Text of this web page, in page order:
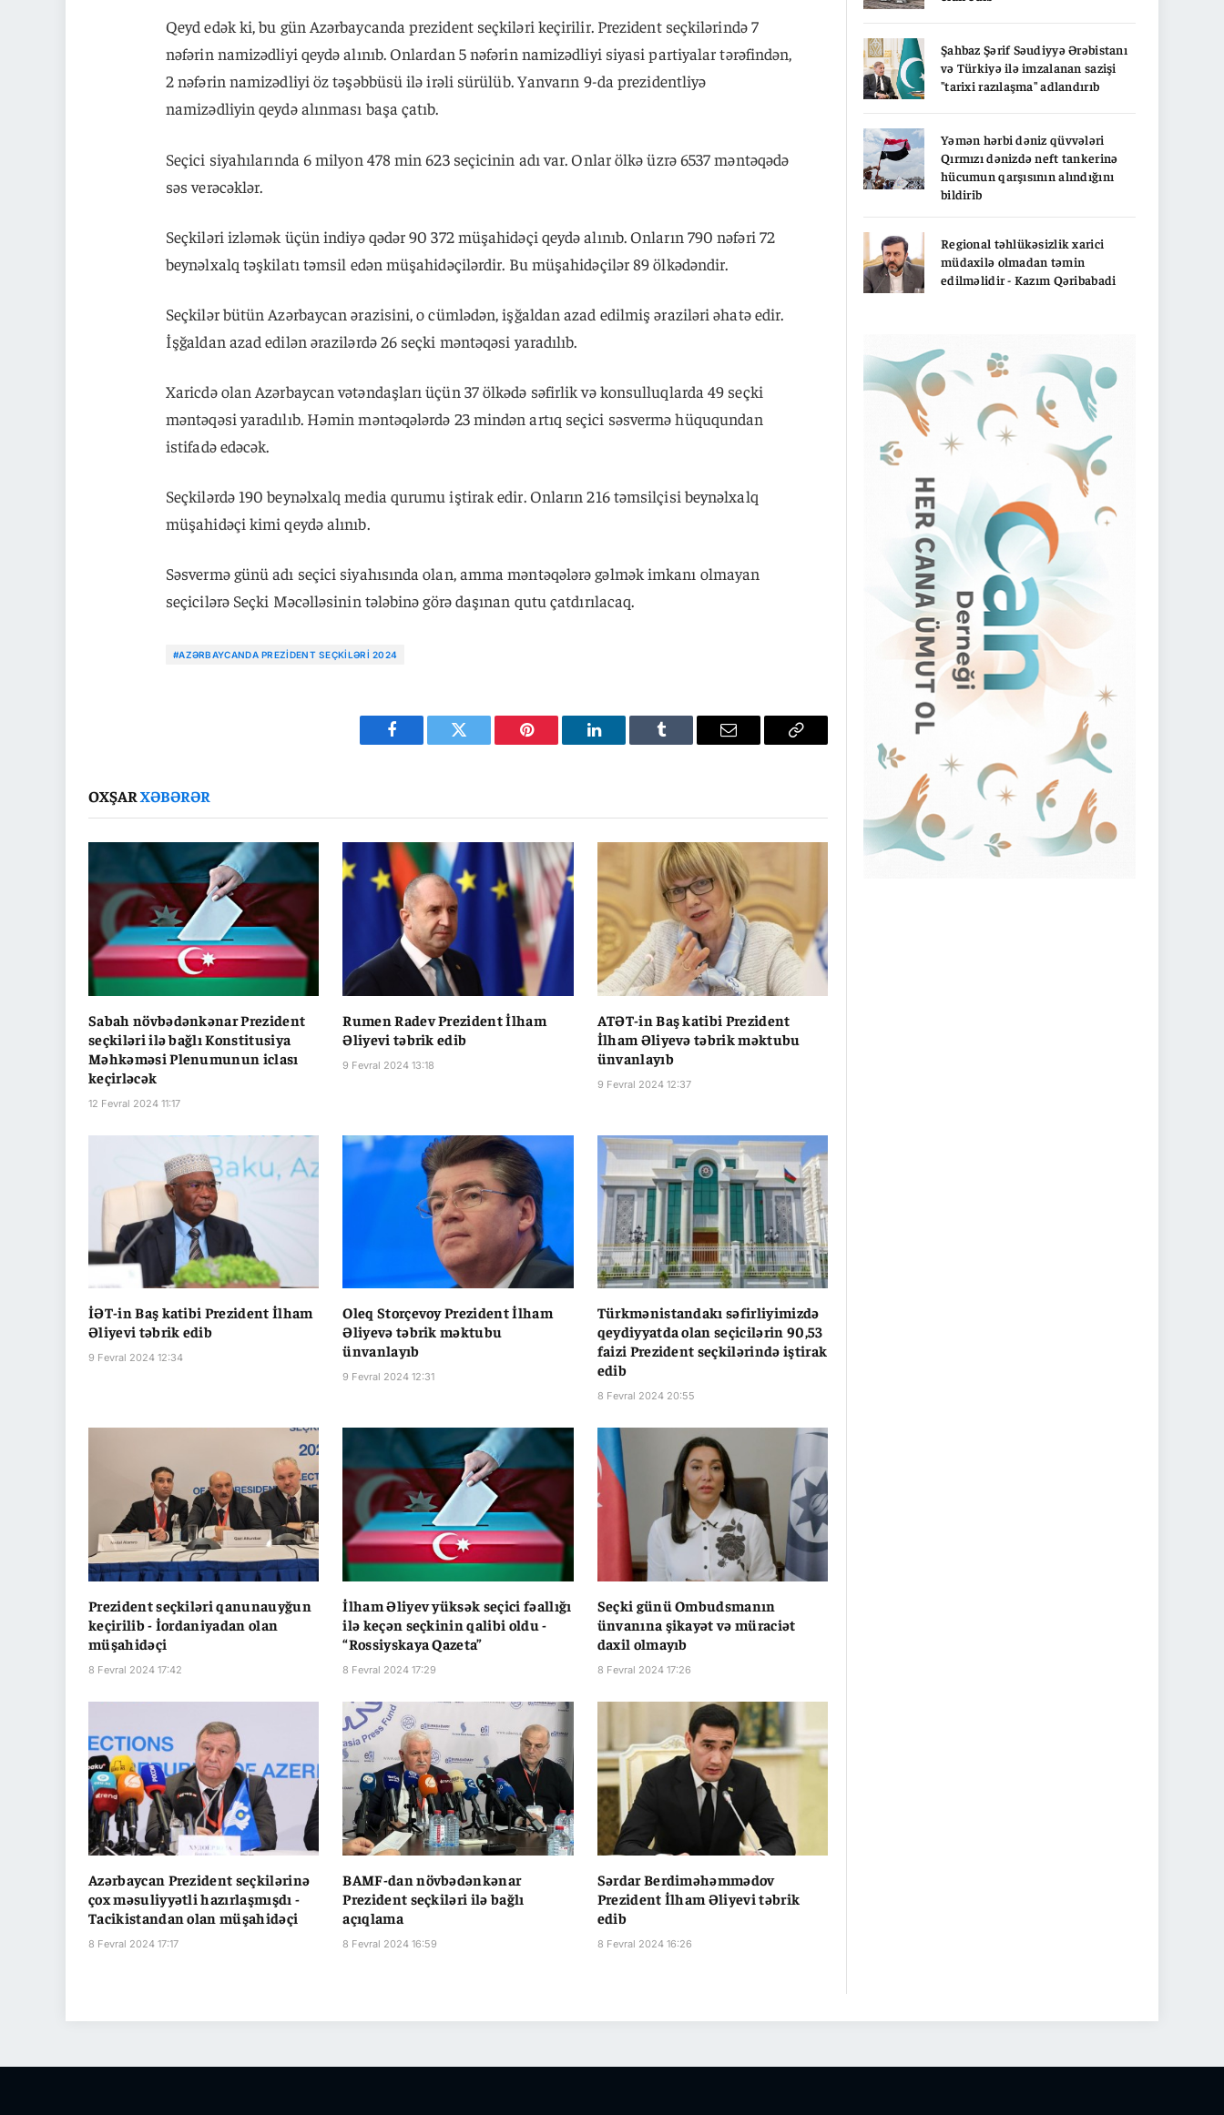
Qeyd edək ki, bu gün Azərbaycanda prezident seçkiləri keçirilir. Prezident seçkilərində 7
nəfərin namizədliyi qeydə alınıb. Onlardan 5 nəfərin namizədliyi siyasi partiyalar tərəfindən,
2 nəfərin namizədliyi öz təşəbbüsü ilə irəli sürülüb. Yanvarın 9-da prezidentliyə
namizədliyin qeydə alınması başa çatıb.
Seçici siyahılarında 6 milyon 478 min 623 seçicinin adı var. Onlar ölkə üzrə 6537 məntəqədə
səs verəcəklər.
Seçkiləri izləmək üçün indiyə qədər 90 372 müşahidəçi qeydə alınıb. Onların 790 nəfəri 72
beynəlxalq təşkilatı təmsil edən müşahidəçilərdir. Bu müşahidəçilər 89 ölkədəndir.
Seçkilər bütün Azərbaycan ərazisini, o cümlədən, işğaldan azad edilmiş əraziləri əhatə edir.
İşğaldan azad edilən ərazilərdə 26 seçki məntəqəsi yaradılıb.
Xaricdə olan Azərbaycan vətəndaşları üçün 37 ölkədə səfirlik və konsulluqlarda 49 seçki
məntəqəsi yaradılıb. Həmin məntəqələrdə 23 mindən artıq seçici səsvermə hüququndan
istifadə edəcək.
Seçkilərdə 190 beynəlxalq media qurumu iştirak edir. Onların 216 təmsilçisi beynəlxalq
müşahidəçi kimi qeydə alınıb.
Səsvermə günü adı seçici siyahısında olan, amma məntəqələrə gəlmək imkanı olmayan
seçicilərə Seçki Məcəlləsinin tələbinə görə daşınan qutu çatdırılacaq.
#AZƏRBAYCANDA PREZIDENT SEÇKILƏRI 2024
Facebook Twitter Pinterest LinkedIn Tumblr Email
Copy
OXŞARXƏBƏRƏR
Sabah növbədənkənar Prezident
seçkiləri ilə bağlı Konstitusiya
Məhkəməsi Plenumunun iclası
keçirləcək
12 Fevral 2024 11:17
Rumen Radev Prezident İlham
Əliyevi təbrik edib
9 Fevral 2024 13:18
ATƏT-in Baş katibi Prezident
İlham Əliyevə təbrik məktubu
ünvanlayıb
9 Fevral 2024 12:37
İƏT-in Baş katibi Prezident İlham
Əliyevi təbrik edib
9 Fevral 2024 12:34
Oleq Storçevoy Prezident İlham
Əliyevə təbrik məktubu
ünvanlayıb
9 Fevral 2024 12:31
Türkmənistandakı səfirliyimizdə
qeydiyyatda olan seçicilərin 90,53
faizi Prezident seçkilərində iştirak
edib
8 Fevral 2024 20:55
Prezident seçkiləri qanunauyğun
keçirilib - İordaniyadan olan
müşahidəçi
8 Fevral 2024 17:42
İlham Əliyev yüksək seçici fəallığı
ilə keçən seçkinin qalibi oldu -
“Rossiyskaya Qazeta”
8 Fevral 2024 17:29
Seçki günü Ombudsmanın
ünvanına şikayət və müraciət
daxil olmayıb
8 Fevral 2024 17:26
Azərbaycan Prezident seçkilərinə
çox məsuliyyətli hazırlaşmışdı -
Tacikistandan olan müşahidəçi
8 Fevral 2024 17:17
BAMF-dan növbədənkənar
Prezident seçkiləri ilə bağlı
açıqlama
8 Fevral 2024 16:59
Sərdar Berdiməhəmmədov
Prezident İlham Əliyevi təbrik
edib
8 Fevral 2024 16:26
Şahbaz Şərif Səudiyyə Ərəbistanı
və Türkiyə ilə imzalanan sazişi
"tarixi razılaşma" adlandırıb
Yəmən hərbi dəniz qüvvələri
Qırmızı dənizdə neft tankerinə
hücumun qarşısının alındığını
bildirib
Regional təhlükəsizlik xarici
müdaxilə olmadan təmin
edilməlidir - Kazım Qəribabadi